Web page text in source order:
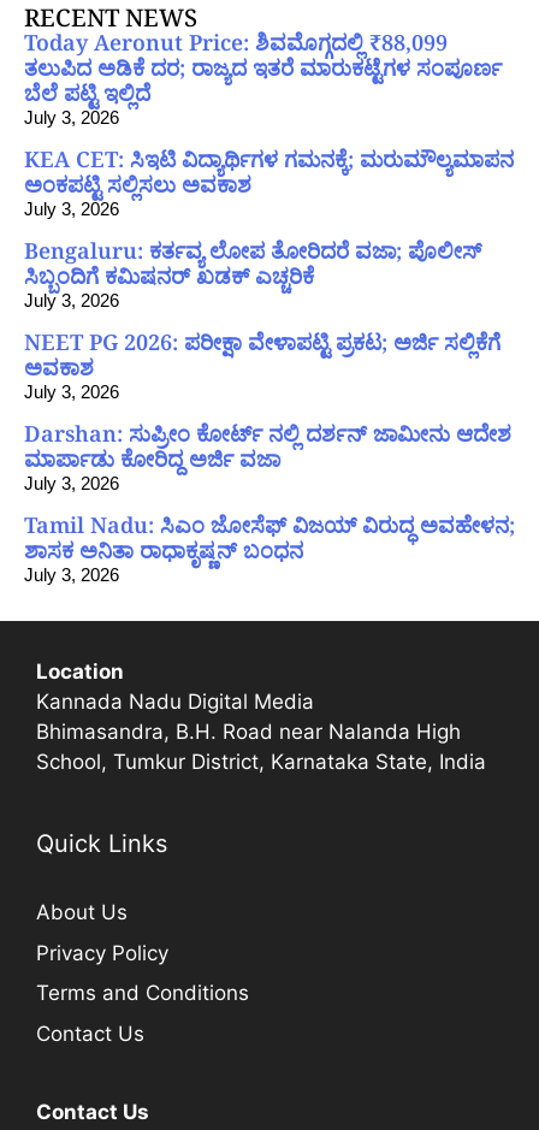
RECENT NEWS
Today Aeronut Price: ಶಿವಮೊಗ್ಗದಲ್ಲಿ ₹88,099
ತಲುಪಿದ ಅಡಿಕೆ ದರ; ರಾಜ್ಯದ ಇತರೆ ಮಾರುಕಟ್ಟೆಗಳ ಸಂಪೂರ್ಣ
ಬೆಲೆ ಪಟ್ಟಿ ಇಲ್ಲಿದೆ
July 3, 2026
KEA CET: ಸಿಇಟಿ ವಿದ್ಯಾರ್ಥಿಗಳ ಗಮನಕ್ಕೆ; ಮರುಮೌಲ್ಯಮಾಪನ
ಅಂಕಪಟ್ಟಿ ಸಲ್ಲಿಸಲು ಅವಕಾಶ
July 3, 2026
Bengaluru: ಕರ್ತವ್ಯ ಲೋಪ ತೋರಿದರೆ ವಜಾ; ಪೊಲೀಸ್
ಸಿಬ್ಬಂದಿಗೆ ಕಮಿಷನರ್ ಖಡಕ್ ಎಚ್ಚರಿಕೆ
July 3, 2026
NEET PG 2026: ಪರೀಕ್ಷಾ ವೇಳಾಪಟ್ಟಿ ಪ್ರಕಟ; ಅರ್ಜಿ ಸಲ್ಲಿಕೆಗೆ
ಅವಕಾಶ
July 3, 2026
Darshan: ಸುಪ್ರೀಂ ಕೋರ್ಟ್ ನಲ್ಲಿ ದರ್ಶನ್ ಜಾಮೀನು ಆದೇಶ
ಮಾರ್ಪಾಡು ಕೋರಿದ್ದ ಅರ್ಜಿ ವಜಾ
July 3, 2026
Tamil Nadu: ಸಿಎಂ ಜೋಸೆಫ್ ವಿಜಯ್ ವಿರುದ್ಧ ಅವಹೇಳನ;
ಶಾಸಕ ಅನಿತಾ ರಾಧಾಕೃಷ್ಣನ್ ಬಂಧನ
July 3, 2026
Location
Kannada Nadu Digital Media
Bhimasandra, B.H. Road near Nalanda High
School, Tumkur District, Karnataka State, India
Quick Links
About Us
Privacy Policy
Terms and Conditions
Contact Us
Contact Us